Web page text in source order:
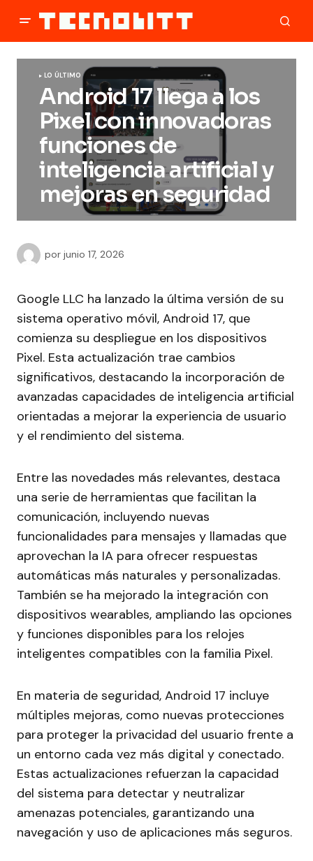
LO ÚLTIMO
Android 17 llega a los
Pixel con innovadoras
funciones de
inteligencia artificial y
mejoras en seguridad
por junio 17, 2026
Google LLC ha lanzado la última versión de su
sistema operativo móvil, Android 17, que
comienza su despliegue en los dispositivos
Pixel. Esta actualización trae cambios
significativos, destacando la incorporación de
avanzadas capacidades de inteligencia artificial
orientadas a mejorar la experiencia de usuario
y el rendimiento del sistema.
Entre las novedades más relevantes, destaca
una serie de herramientas que facilitan la
comunicación, incluyendo nuevas
funcionalidades para mensajes y llamadas que
aprovechan la IA para ofrecer respuestas
automáticas más naturales y personalizadas.
También se ha mejorado la integración con
dispositivos wearables, ampliando las opciones
y funciones disponibles para los relojes
inteligentes compatibles con la familia Pixel.
En materia de seguridad, Android 17 incluye
múltiples mejoras, como nuevas protecciones
para proteger la privacidad del usuario frente a
un entorno cada vez más digital y conectado.
Estas actualizaciones refuerzan la capacidad
del sistema para detectar y neutralizar
amenazas potenciales, garantizando una
navegación y uso de aplicaciones más seguros.